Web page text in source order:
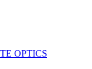
OPTICS